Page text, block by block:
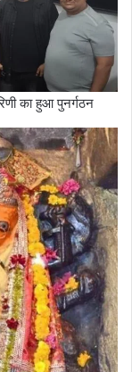
का हुआ पुनर्गठन